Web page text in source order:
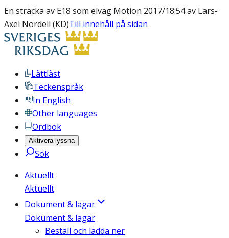
En sträcka av E18 som elväg Motion 2017/18:54 av Lars-
Axel Nordell (KD)Till innehåll på sidan
Lättläst
Teckenspråk
In English
Other languages
Ordbok
Aktivera lyssna
Sök
Aktuellt
Aktuellt
Dokument & lagar
Dokument & lagar
Beställ och ladda ner